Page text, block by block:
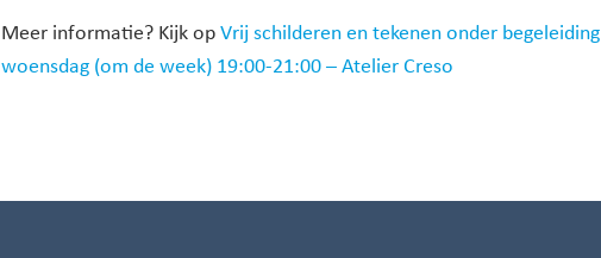
Meer informatie? Kijk opVrij schilderen en tekenen onder
woensdag (om de week) 19:00-21:00 – Atelier Creso